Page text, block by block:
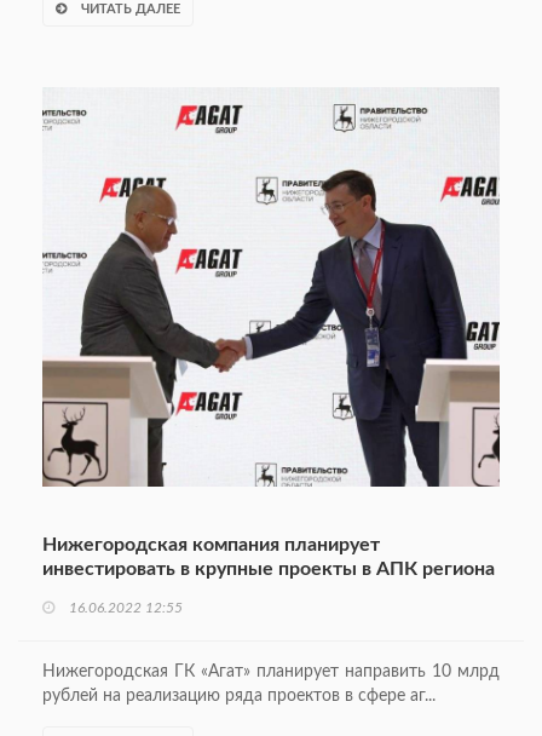
ЧИТАТЬ ДАЛЕЕ
Нижегородская компания планирует
инвестировать в крупные проекты в АПК региона
16.06.2022 12:55
Нижегородская ГК «Агат» планирует направить 10 млрд
рублей на реализацию ряда проектов в сфере аг...